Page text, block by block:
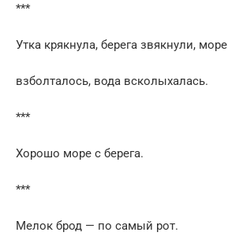
***
Утка крякнула, берега звякнули, море
взболталось, вода всколыхалась.
***
Хорошо море с берега.
***
Мелок брод — по самый рот.